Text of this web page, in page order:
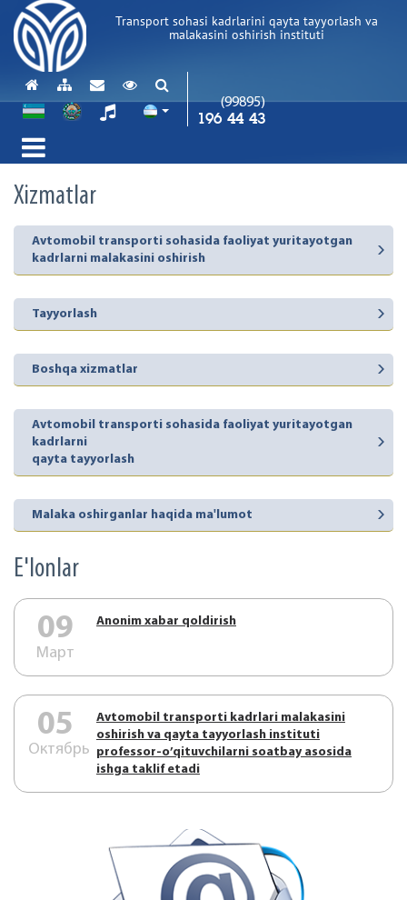
Transport sohasi kadrlarini qayta tayyorlash va
malakasini oshirish instituti
(99895)
196 44 43
Xizmatlar
Avtomobil transporti sohasida faoliyat yuritayotgan
kadrlarni malakasini oshirish
Tayyorlash
Boshqa xizmatlar
Avtomobil transporti sohasida faoliyat yuritayotgan
kadrlarni
qayta tayyorlash
Malaka oshirganlar haqida ma'lumot
E'lonlar
09
Март
Аnonim xabar qoldirish
05
Октябрь
Аvtоmоbil trаnspоrti kаdrlаri mаlаkаsini
оshirish vа qаytа tаyyorlаsh instituti
prоfеssоr-o’qituvchilаrni sоаtbаy аsоsidа
ishgа tаklif etаdi